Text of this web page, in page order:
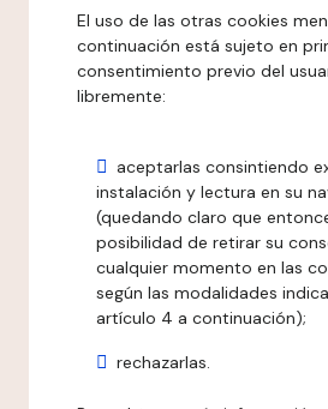
El uso de las otras cookies
continuación está sujeto en
consentimiento previo del
libremente:
aceptarlas consintiendo
instalación y lectura en su
(quedando claro que
posibilidad de retirar su
cualquier momento en las
según las modalidades
artículo 4 a continuación);
rechazarlas.